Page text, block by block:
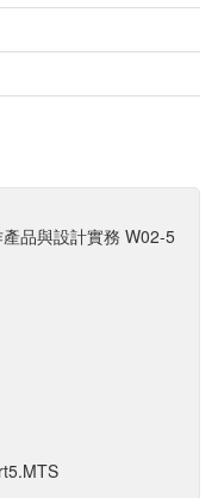
品與設計實務 W02-5